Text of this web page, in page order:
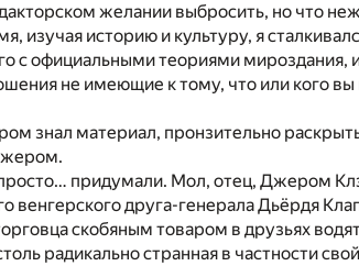
желании выбросить, но что
изучая историю и культуру, я
с официальными теориями
не имеющие к тому, что или кого
знал материал, пронзительно
придумали. Мол, отец, Джером
венгерского друга-генерала Дьёрдя
скобяным товаром в друзьях
радикально странная в частности